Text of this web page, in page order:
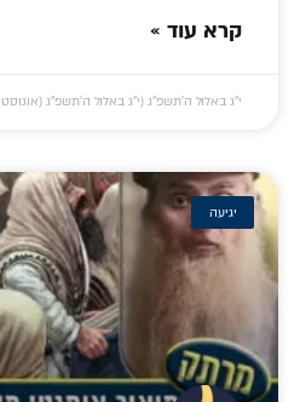
קרא עוד »
י״ג באלול ה׳תשפ״ג (י״ג באלול ה׳תשפ״ג (אוגוסט 30, 2023))
יגיעה